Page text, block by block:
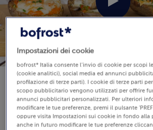
Strumenti:forno, pentola, padella
Impostazioni dei cookie
bofrost* Italia consente l’invio di cookie per scopi
(cookie analitici), social media ed annunci
profilazione di terze parti). I cookie di terze parti
scopo pubblicitario vengono utilizzati per offrire
annunci pubblicitari personalizzati. Per ulteriori
modificare le tue preferenze, premi il pulsante
oppure visita Impostazioni sui cookie in fondo alla
anche in futuro modificare le tue preferenze